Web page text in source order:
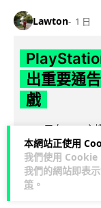
本網站正使用
我們使用 Cookie
我們的網站即表
策 。
Lawton 1 日
出重要通
戲
Sony 已在 PS5 主
計劃：2028 年 1
因此... 閱讀全文
172